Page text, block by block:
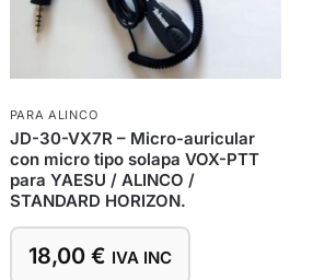
PARA ALINCO
JD-30-VX7R – Micro-auricular
con micro tipo solapa VOX-PTT
para YAESU / ALINCO /
STANDARD HORIZON.
18,00 € IVA INC